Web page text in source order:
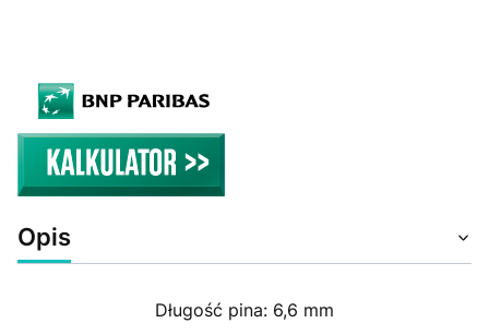
Opis
Długość pina: 6,6 mm